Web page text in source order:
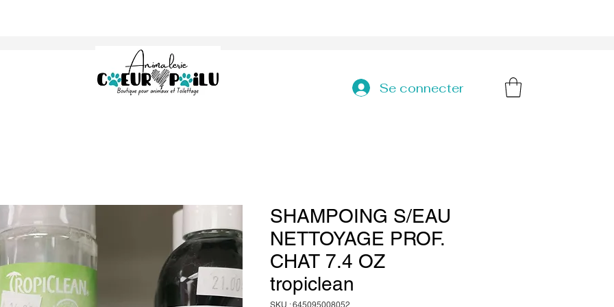
Se connecter
SHAMPOING S/EAU
NETTOYAGE PROF.
CHAT 7.4 OZ
tropiclean
SKU : 645095008052